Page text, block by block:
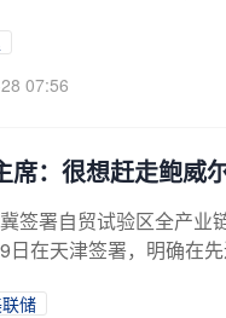
07:56
席：很想赶走鲍
签署自贸试验区全产
日在天津签署，明确在
储